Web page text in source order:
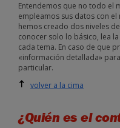
Entendemos que no todo el
empleamos sus datos con
hemos creado dos niveles
conocer solo lo básico, lea
cada tema. En caso de que
«información detallada»
particular.
volver a la cima
¿Quién es el